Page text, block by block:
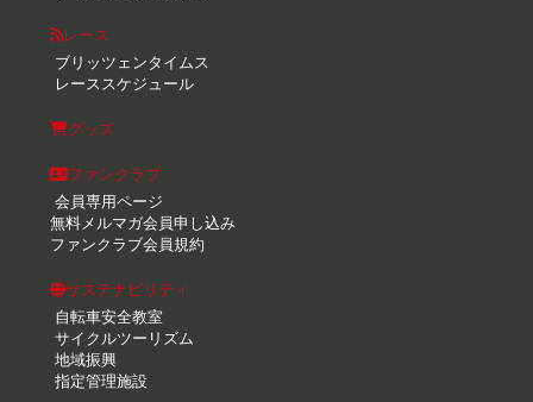
レース
ブリッツェンタイムス
レーススケジュール
グッズ
ファンクラブ
会員専用ページ
無料メルマガ会員申し込み
ファンクラブ会員規約
サステナビリティ
自転車安全教室
サイクルツーリズム
地域振興
指定管理施設